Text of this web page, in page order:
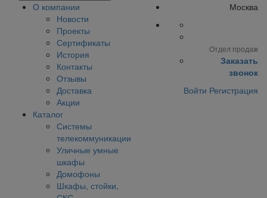
О компании
Новости
Проекты
Сертификаты
История
Контакты
Отзывы
Доставка
Акции
Каталог
Системы
телекоммуникации
Уличные умные
шкафы
Домофоны
Шкафы, стойки,
Москва
Отдел продаж
Заказать
звонок
Войти Регистрация